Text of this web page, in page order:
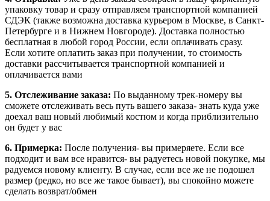
упаковку товар и сразу отправляем транспортной компанией
СДЭК (также возможна доставка курьером в Москве, в Санкт-
Петербурге и в Нижнем Новгороде). Доставка полностью
бесплатная в любой город России, если оплачивать сразу.
Если хотите оплатить заказ при получении, то стоимость
доставки рассчитывается транспортной компанией и
оплачивается вами
5. Отслеживание заказа: По выданному трек-номеру вы
сможете отслеживать весь путь вашего заказа- знать куда уже
доехал ваш новый любимый костюм и когда приблизительно
он будет у вас
6. Примерка: После получения- вы примеряете. Если все
подходит и вам все нравится- вы радуетесь новой покупке, мы
радуемся новому клиенту. В случае, если все же не подошел
размер (редко, но все же такое бывает), вы спокойно можете
сделать возврат/обмен